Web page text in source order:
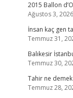
2015 Ballon
Ağustos 3, 2026
İnsan kaç gen
Temmuz 31,
Balıkesir
Temmuz 30,
Tahir ne demek
Temmuz 28,